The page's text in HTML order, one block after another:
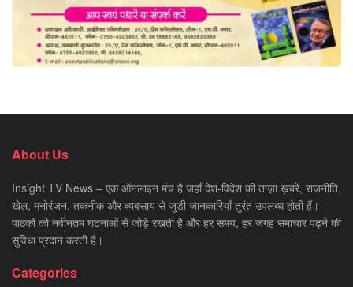
About Us
Insight TV News – एक ऑनलाइन मंच है जहाँ देश-विदेश की ताज़ा ख़बरें, राजनीति,
खेल, मनोरंजन, तकनीक और व्यवसाय से जुड़ी जानकारियाँ तुरंत उपलब्ध होती हैं।
पाठकों को नवीनतम घटनाओं से जोड़े रखती है और हर समय, हर जगह समाचार पढ़ने की
सुविधा प्रदान करती है।
Categories